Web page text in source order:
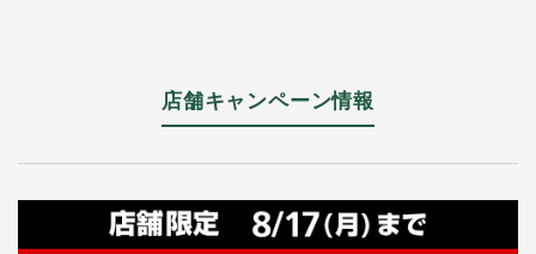
店舗キャンペーン情報